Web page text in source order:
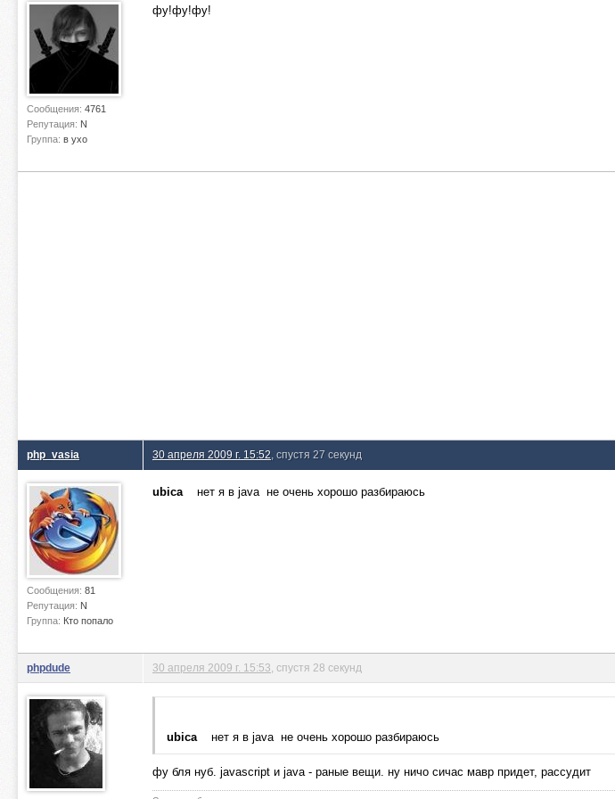
Сообщения: 4761
Репутация: N
Группа: в ухо
фу!фу!фу!
php_vasia
Сообщения: 81
Репутация: N
Группа: Кто попало
30 апреля 2009 г. 15:52 , спустя 27 секунд
ubica нет я в java не очень хорошо разбираюсь
phpdude 30 апреля 2009 г. 15:53 , спустя 28 секунд
ubica нет я в java не очень хорошо разбираюсь
фу бля нуб. javascript и java - раные вещи. ну ничо сичас мавр придет, рассудит